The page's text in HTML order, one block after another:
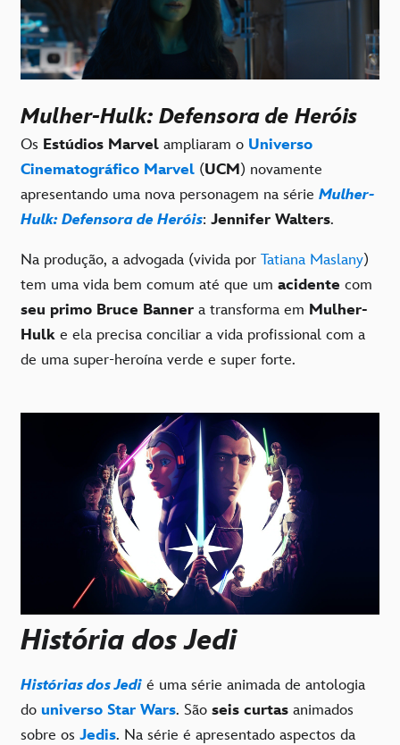
Mulher-Hulk: Defensora de Heróis
Os Estúdios Marvel ampliaram o Universo
Cinematográfico Marvel (UCM) novamente
apresentando uma nova personagem na série Mulher-
Hulk: Defensora de Heróis: Jennifer Walters.
Na produção, a advogada (vivida por Tatiana Maslany)
tem uma vida bem comum até que um acidente com
seu primo Bruce Banner a transforma em Mulher-
Hulk e ela precisa conciliar a vida profissional com a
de uma super-heroína verde e super forte.
História dos Jedi
Histórias dos Jedi é uma série animada de antologia
do universo Star Wars. São seis curtas animados
sobre os Jedis. Na série é apresentado aspectos da